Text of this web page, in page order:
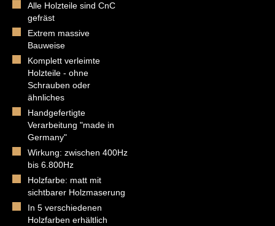
Alle Holzteile sind CnC
gefräst
Extrem massive
Bauweise
Komplett verleimte
Holzteile - ohne
Schrauben oder
ähnliches
Handgefertigte
Verarbeitung "made in
Germany"
Wirkung: zwischen 400Hz
bis 6.800Hz
Holzfarbe: matt mit
sichtbarer Holzmaserung
In 5 verschiedenen
Holzfarben erhältlich